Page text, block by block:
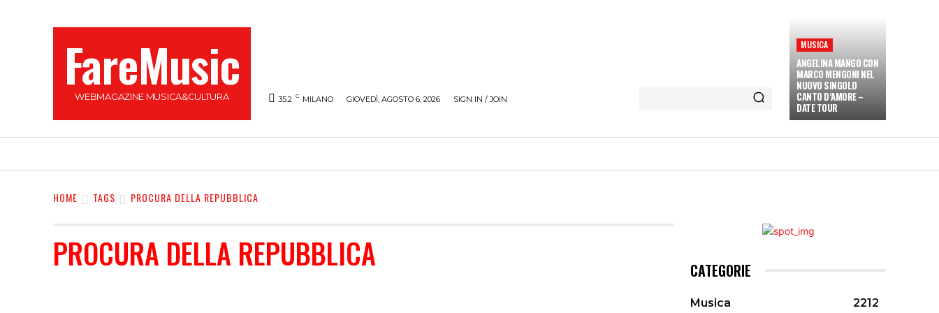
FareMusic
WEBMAGAZINE MUSICA&CULTURA 35.2 C MILANO GIOVEDÌ, AGOSTO 6, 2026 SIGN IN / JOIN
MUSICA
ANGELINA MANGO CON
MARCO MENGONI NEL
NUOVO SINGOLO
CANTO D’AMORE –
DATE TOUR
HOME TAGS PROCURA DELLA REPUBBLICA
PROCURA DELLA REPUBBLICA CATEGORIE
Musica
2212